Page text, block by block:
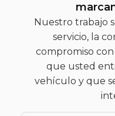
Nuestro trabajo
servicio, la
compromiso
que usted
vehículo y que